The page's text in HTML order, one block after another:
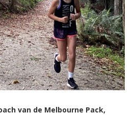
van de Melbourne Pack,